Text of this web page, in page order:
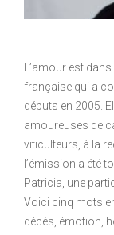
L’amour est
française qui a
débuts en 2005.
amoureuses de
viticulteurs, à la
l’émission a été
Patricia, une
Voici cinq mots
décès, émotion,